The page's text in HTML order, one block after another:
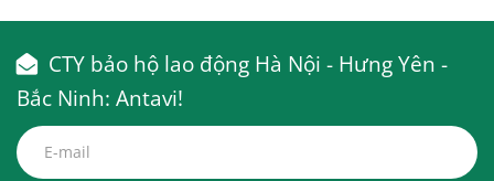
CTY bảo hộ lao động Hà Nội - Hưng Yên -
Bắc Ninh: Antavi!